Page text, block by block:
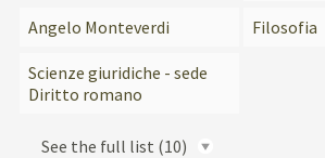
Angelo Monteverdi Filosofia
Scienze giuridiche - sede
Diritto romano
See the full list (10)